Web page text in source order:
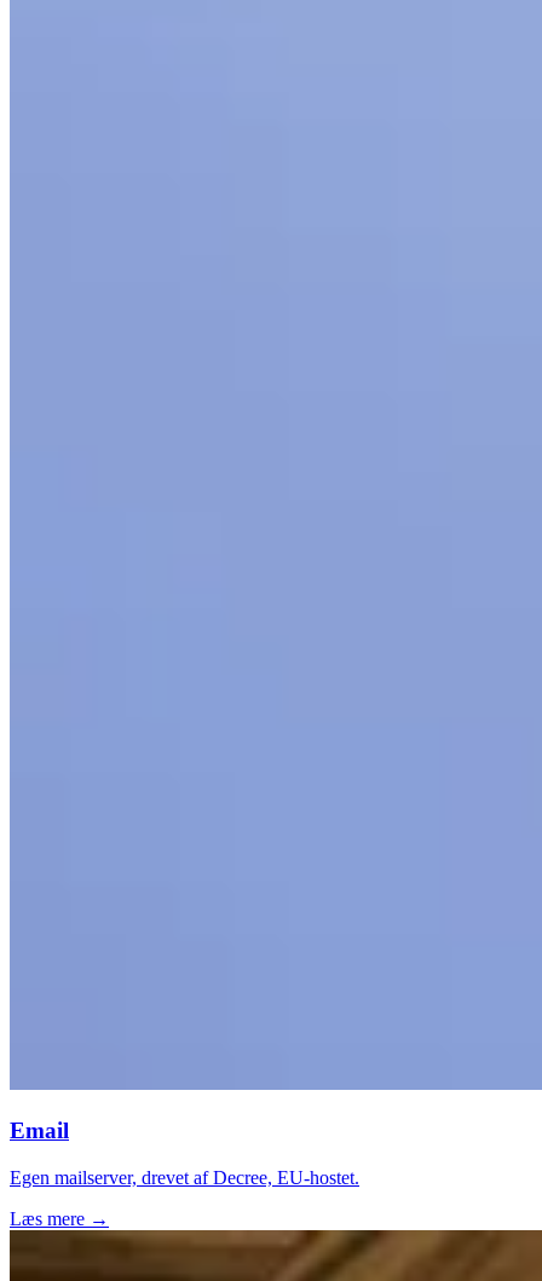
Email
Egen mailserver, drevet af Decree, EU-hostet.
Læs mere →